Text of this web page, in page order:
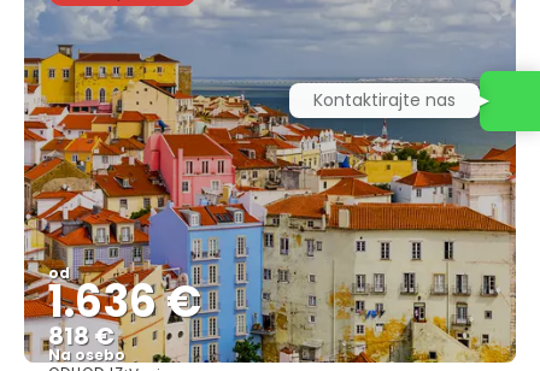
od
1.636 €
818 €
Na osebo
Kontaktirajte nas